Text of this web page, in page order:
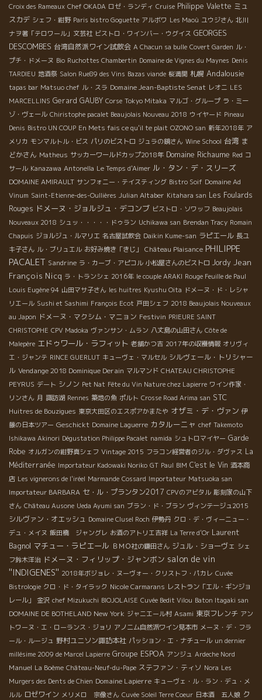
Croix des Rameaux Chef OKADA ロゼ・ランディ Cruise Philippe Valette ミュ
スカデ シェフ・紺野 Paris bistro Goguette アルボワ Les Maoù ユウジさん 北川
ナヲ著「テロワール」文芸社 ビストロ・ワインバー・ウグイス GEORGES
DESCOMBES 台湾自然派ワイン試飲会 A Chacun sa bulle Covert Garden ル・
プチ・ドメーヌ Bio Ruchottes Chambertin Domaine de Vignes du Maynes Denis
TARDIEU 地酒祭 Salon Rue89 des Vins Bazas viande 桜満開 札幌 Andalousie
tapas bar Matsuo chef ル・スラ Domaine Jean-Baptiste Senat レオニ LES
MARCELLINS Gerard GAUBY Corse Tokyo Mitaka マルゴ・グループ ラ・ミー
ゾ・ヴェール Chiristophe pacalet Beaujolais Nouveau 2018 ウイヤード Pineau
Denis Bistro UN COUP En Mets fais ce qu'il te plait OZONO san 新年2018年 ア
メリカ モンマルトル・ビス パリのビストロ ジュラの鏡さん Wine School 台湾 ま
どかさん Matheus サッカーワールドカップ2018年 Domaine Richaume Red コ
サール Kanazawa Antonella Le Temps d'Aimer ル・タン・デ・スリーズ
DOMAINE AMIRAULT サンフォニー・テイスティング Bistro Soif Domaine Ad
Vinum Saint-Etienne-des-Oullières Julian Altaber Kitahara san Les Foulards
Rouges ドメーヌ・ジョルジュ・デコンブ ビストロ・ソワッフ Beaujolais
Nouveaux 2018 シュッ・・・・・ドゥラン Uchikawa san Brendan Tracy Romain
Chapuis ジョルジュ・ルマリエ 名古屋試飲会 Daikin Kume-san ラピエール 長ユ
キ子さん ル・ブリュエル お好み焼き「きじ」 Château Plaisance PHILIPPE
PACALET Sandrine ラ・カーブ・アピコル 小松屋さんのビストロ Jordy Jean
François Nicq ラ・トランシェ 2016年 le couple ARAKI Rouge Feuille de Paul
Louis Eugène 94 山田マサ子さん les huitres Kyushu Oita ドメーヌ・ド・レシャ
リエール Sushi et Sashimi François Ecot 戸田シェフ 2018 Beaujolais Nouveaux
au Japon ドメーヌ・マクシム・マニョン Festivin PRIEURE SAINT
CHRISTOPHE CPV Madoka ヴァンサン・ムラン 八丈島の山田さん Côte de
Malepère エドゥワール・ラフィット 老舗かつ吉 2017年の収穫情報 オリヴィ
エ・ジャンテ RINCE GUERLUT キューヴェ・マルセル シルヴェール・トリシャー
ル Vendange 2018 Dominique Derain マルマンド CHATEAU CHRISTOPHE
PEYRUS デート シノン Pet Nat Fête du Vin Nature chez Lapierre ワイン作家・
リンさん 月 諏訪湖 Rennes 築地の魚 ポルト Crosse Road Arima san STC
Huitres de Bouzigues 東京大田区のエスポアかまたや オザミ・デ・ヴァン 伊
藤の日本ツアー Geschickt Domaine Laguerre カタルーニャ chef Takemoto
Ishikawa Akinori Dégustation Philippe Pacalet namida シュトロマイヤー Garde
Robe オルガンの紺野真シェフ Vintage 2015 フラコン経営者のジル・ダヴァス La
Méditerranée Importateur Kadowaki Noriko GT Paul BIM C'est le Vin 酒本商
店 Les vignerons de l'iréel Marmande Cossard Importateur Matsuoka san
Importateur BARBARA セ・ル・プランタン2017 CPVのアビタル 彫刻家の山下
さん Château Ausone Ueda Ayumi san ブラン・ド・ブラン ヴィンテージュ2015
シルヴァン・オエッシュ Domaine Clusel Roch 伊勢丹 クロ・デ・ヴィーニュー・
デュ・メイヌ 飯田橋 ジャングレ お酒のアトリエ吉祥 La Terre d'Or Laurent
Bagnol マチュー・ラピエール ＢＭＯ社の鎌田さん ジュル・ショーヴェ シェ
フ鈴木洋治 ドメーヌ・フィリップ・ジャンボン salon de vin
''INDIGENES'' 2018年ボジョレ・ヌーヴォー・クリストフ・パカレ Cuvée
Bistrologie クロ・ド・タイラック Nicole Carmarans レストラン「エル・ギンジョ
レール」
金沢 chef Mizukuchi BIOJOLAISE Cuvée Bedit Vilou Baton Itagaki san
DOMAINE DE BOTHELAND New York ジャニエール村 Asami 東京フレンチ アン
トワーヌ・エ・ローランス・ジョリ アノニム自然派ワイン見本市 メーヌ・デ・フラ
ール・ルージュ 野村ユニソン諏訪本社 パッション・エ・ナチュール un dernier
millésime 2009 de Marcel Lapierre Groupe ESPOA アンジュ Ardeche Nord
Manuel La Boème Château-Neuf-du-Pape ステファン・ティソ Nora Les
Murgers des Dents de Chien Domaine Lapierre キューヴェ・ル・ラン・デュ・メ
ルル ロゼワイン メリメロ 宗像さん Cuvée Soleil Terre Coeur 日本酒 五人娘 ク